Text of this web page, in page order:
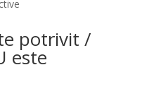
potrivit /
este